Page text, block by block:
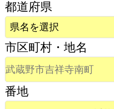
都道府県
市区町村・地名
番地